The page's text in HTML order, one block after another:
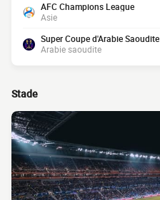
AFC Champions League
Asie
Super Coupe d'Arabie Saoudite
Arabie saoudite
Stade